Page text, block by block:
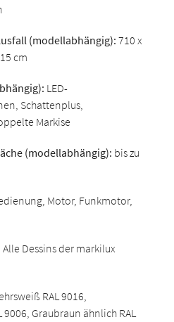
(modellabhängig): 710 x
cm
LED-
Schattenplus,
Markise
(modellabhängig): bis zu
Motor, Funkmotor,
Alle Dessins der markilux
RAL 9016,
Graubraun ähnlich RAL